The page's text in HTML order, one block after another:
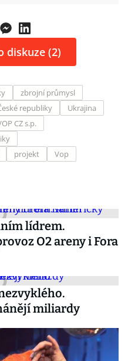
diskuze (2)
zbrojní průmysl
republiky
Ukrajina
CZ s.p.
projekt Vop
lídrem.
O2 areny i Fora
miliardy